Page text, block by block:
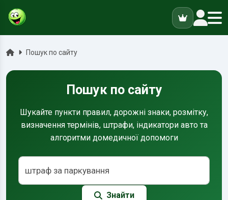
ГоловнаПошук по сайту
Пошук по сайту
Шукайте пункти правил, дорожні знаки, розмітку,
визначення термінів, штрафи, індикатори авто та
алгоритми домедичної допомоги
Знайти